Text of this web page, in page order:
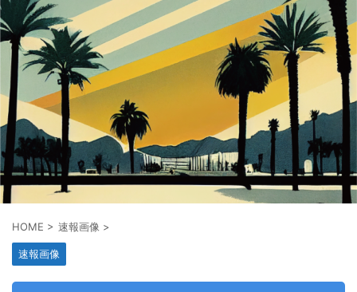
HOME > 速報画像 >
速報画像